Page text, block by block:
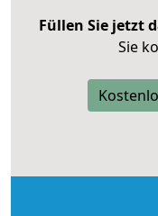
Füllen Sie jetzt
Sie